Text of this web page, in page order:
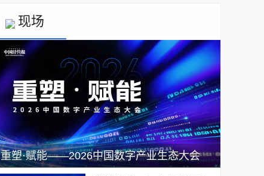
现场
重塑·赋能——2026中国数字产业生态大会